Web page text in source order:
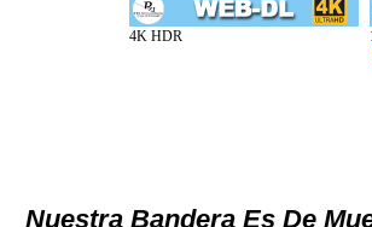
Nuestra Bandera Es De